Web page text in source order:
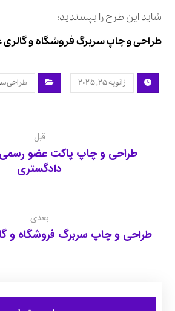
شاید این طرح را بپسندید:
طراحی و چاپ سربرگ فروشگاه و
ژانویه ۲۵, ۲۰۲۵ طراحی
قبل
طراحی و چاپ پاکت عضو رسمی
دادگستری
بعدی
طراحی و چاپ سربرگ فروشگاه و